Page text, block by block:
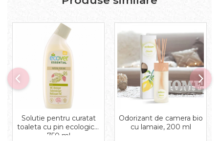
Solutie pentru curatat
toaleta cu pin ecologica,
750 ml
Odorizant de camera bio
cu lamaie, 200 ml